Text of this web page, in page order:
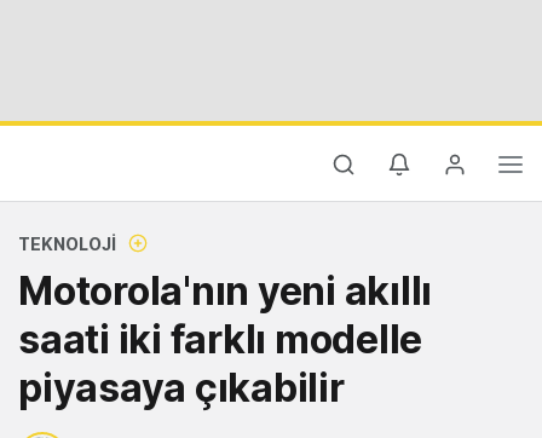
TEKNOLOJI
Motorola'nın yeni akıllı
saati iki farklı modelle
piyasaya çıkabilir